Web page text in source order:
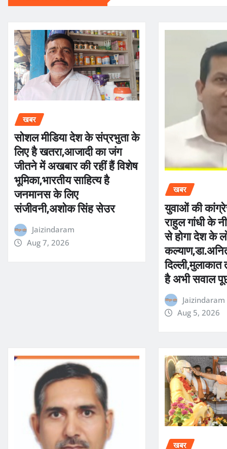
खबर
सोशल मीडिया देश के संप्रभुता के
लिए है खतरा,आजादी का जंग
जीतने में अखबार की रहीं हैं विशेष
भूमिका,भारतीय साहित्य है
जनमानस के लिए
संजीवनी,अशोक सिंह सेउर
Jaizindaram
Aug 7, 2026
खबर
युवाओं की
राहुल गांधी के
से होगा देश के
दिल्ली,मुलाकात
है अभी सवाल
Jaizindaram
Aug 5, 2026
खबर